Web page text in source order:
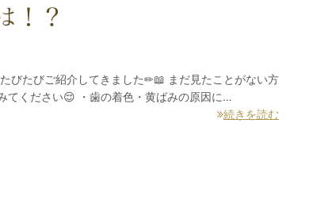
！？
びたびご紹介してきました✏📖 まだ見たことがない方
てください😌 ・歯の着色・黄ばみの原因に…
続きを読む